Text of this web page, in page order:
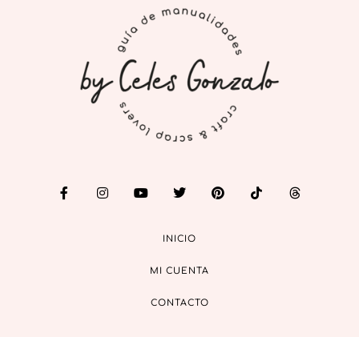
INICIO
MI CUENTA
CONTACTO